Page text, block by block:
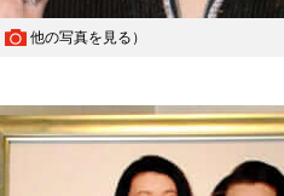
他の写真を見る ）